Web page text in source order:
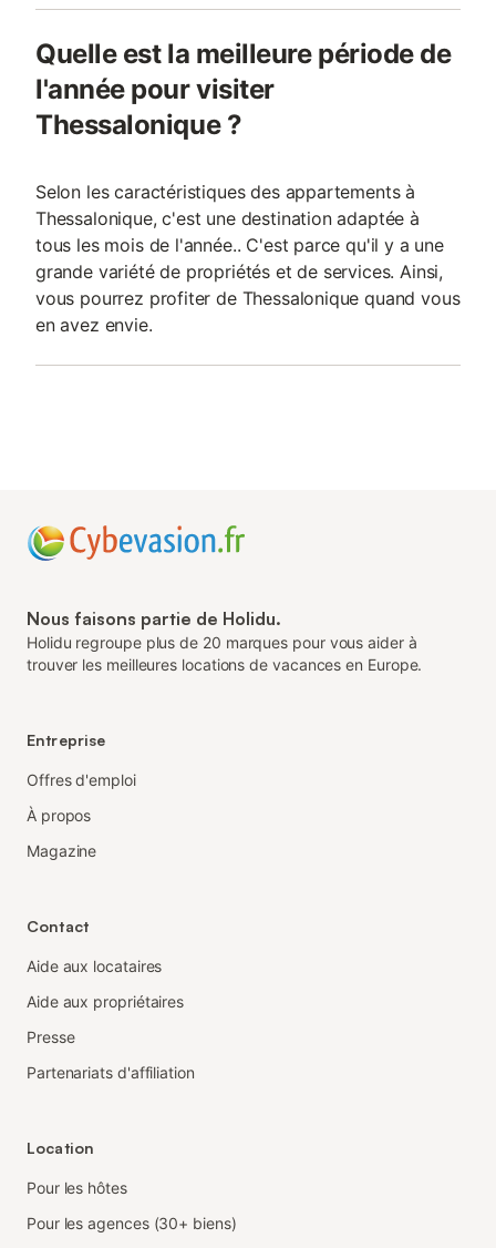
Quelle est la meilleure période de
l'année pour visiter
Thessalonique ?
Selon les caractéristiques des appartements à
Thessalonique, c'est une destination adaptée à
tous les mois de l'année.. C'est parce qu'il y a une
grande variété de propriétés et de services. Ainsi,
vous pourrez profiter de Thessalonique quand vous
en avez envie.
Nous faisons partie de Holidu.
Holidu regroupe plus de 20 marques pour vous aider à
trouver les meilleures locations de vacances en Europe.
Entreprise
Offres d'emploi
À propos
Magazine
Contact
Aide aux locataires
Aide aux propriétaires
Presse
Partenariats d'affiliation
Location
Pour les hôtes
Pour les agences (30+ biens)